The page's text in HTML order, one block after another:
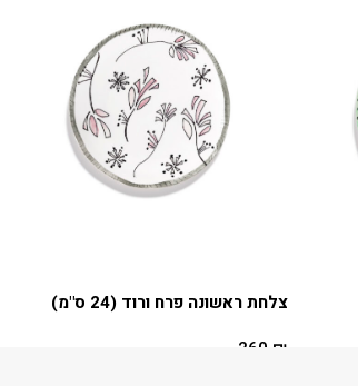
צלחת ראשונה פרח ורוד (24 ס"מ)
260 ₪